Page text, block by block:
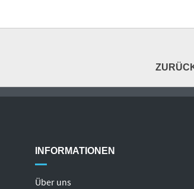
INFORMATIONEN
Über uns